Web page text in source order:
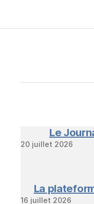
Le
20 juillet 2026
La
16 juillet 2026